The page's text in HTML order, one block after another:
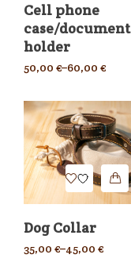
Cell phone
case/document
holder
50,00 €–60,00 €
Dog Collar
35,00 €–45,00 €